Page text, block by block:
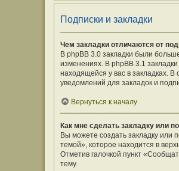
Подписки и закладки
Чем закладки отличаются от
В phpBB 3.0 закладки были
изменениях. В phpBB 3.1
находящейся у вас в закладках.
уведомлений для закладок и
Вернуться к началу
Как мне сделать закладку или
Вы можете создать закладку или
темой», которое находится в
Отметив галочкой пункт
тему.